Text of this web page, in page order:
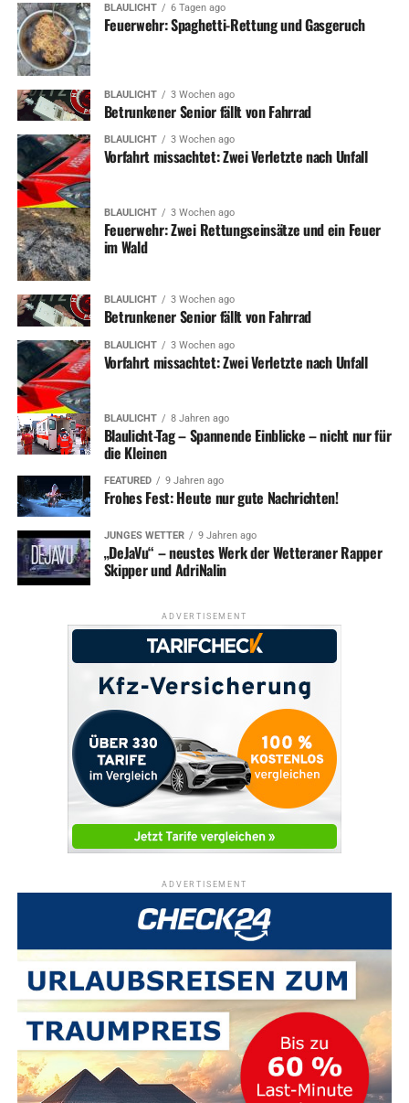
BLAULICHT 6 Tagen ago
Feuerwehr: Spaghetti-Rettung und Gasgeruch
BLAULICHT 3 Wochen ago
Betrunkener Senior fällt von Fahrrad
BLAULICHT 3 Wochen ago
Vorfahrt missachtet: Zwei Verletzte nach Unfall
BLAULICHT 3 Wochen ago
Feuerwehr: Zwei Rettungseinsätze und ein Feuer
im Wald
BLAULICHT 3 Wochen ago
Betrunkener Senior fällt von Fahrrad
BLAULICHT 3 Wochen ago
Vorfahrt missachtet: Zwei Verletzte nach Unfall
BLAULICHT 8 Jahren ago
Blaulicht-Tag – Spannende Einblicke – nicht nur für
die Kleinen
FEATURED 9 Jahren ago
Frohes Fest: Heute nur gute Nachrichten!
JUNGES WETTER 9 Jahren ago
„DeJaVu“ – neustes Werk der Wetteraner Rapper
Skipper und AdriNalin
ADVERTISEMENT
ADVERTISEMENT